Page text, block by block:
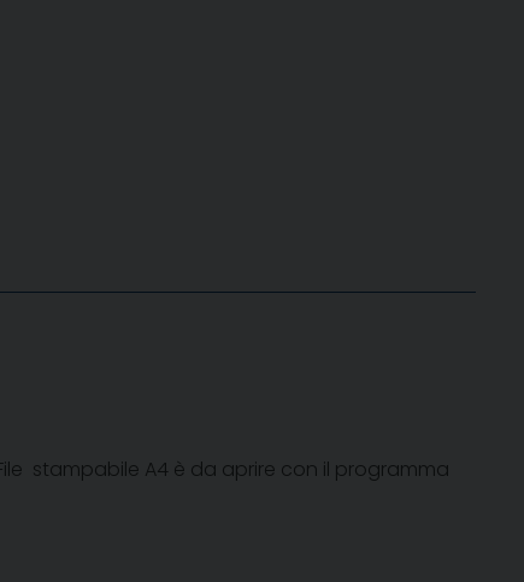
stampabile A4 è da aprire con il programma